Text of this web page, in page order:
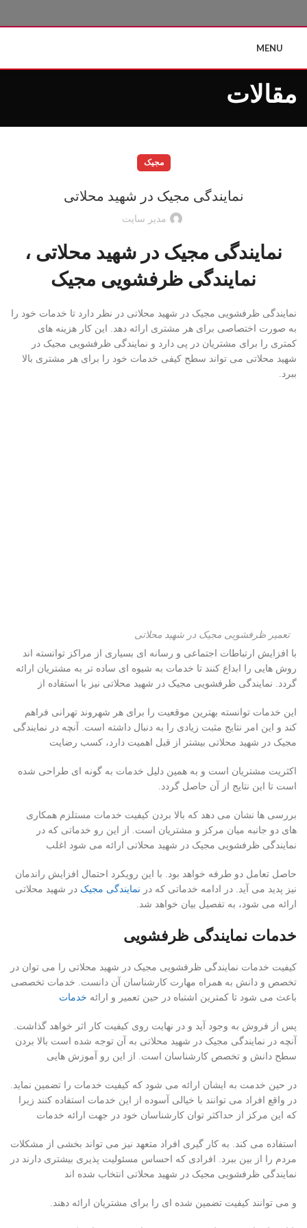
MENU
مقالات
مجیک
نمایندگی مجیک در شهید محلاتی
مدیر سایت
نمایندگی مجیک در شهید محلاتی ،
نمایندگی ظرفشویی مجیک
نمایندگی ظرفشویی مجیک در شهید محلاتی در نظر دارد تا خدمات خود را
به صورت اختصاصی برای هر مشتری ارائه دهد. این کار هزینه های
کمتری را برای مشتریان در پی دارد و نمایندگی ظرفشویی مجیک در
شهید محلاتی می تواند سطح کیفی خدمات خود را برای هر مشتری بالا
ببرد.
تعمیر ظرفشویی مجیک در شهید محلاتی
با افزایش ارتباطات اجتماعی و رسانه ای بسیاری از مراکز توانسته اند
روش هایی را ابداع کنند تا خدمات به شیوه ای ساده تر به مشتریان ارائه
گردد. نمایندگی ظرفشویی مجیک در شهید محلاتی نیز با استفاده از
این خدمات توانسته بهترین موقعیت را برای هر شهروند تهرانی فراهم
کند و این امر نتایج مثبت زیادی را به دنبال داشته است. آنچه در نمایندگی
مجیک در شهید محلاتی بیشتر از قبل اهمیت دارد، کسب رضایت
اکثریت مشتریان است و به همین دلیل خدمات به گونه ای طراحی شده
است تا این نتایج از آن حاصل گردد.
بررسی ها نشان می دهد که بالا بردن کیفیت خدمات مستلزم همکاری
های دو جانبه میان مرکز و مشتریان است. از این رو خدماتی که در
نمایندگی ظرفشویی مجیک در شهید محلاتی ارائه می شود اغلب
حاصل تعامل دو طرفه خواهد بود. با این رویکرد احتمال افزایش راندمان
نیز پدید می آید. در ادامه خدماتی که در نمایندگی مجیک در شهید محلاتی
ارائه می شود، به تفصیل بیان خواهد شد.
خدمات نمایندگی ظرفشویی
کیفیت خدمات نمایندگی ظرفشویی مجیک در شهید محلاتی را می توان در
تخصص و دانش به همراه مهارت کارشناسان آن دانست. خدمات تخصصی
باعث می شود تا کمترین اشتباه در حین تعمیر و ارائه خدمات
پس از فروش به وجود آید و در نهایت روی کیفیت کار اثر خواهد گذاشت.
آنچه در نمایندگی مجیک در شهید محلاتی به آن توجه شده است بالا بردن
سطح دانش و تخصص کارشناسان است. از این رو آموزش هایی
در حین خدمت به ایشان ارائه می شود که کیفیت خدمات را تضمین نماید.
در واقع افراد می توانند با خیالی آسوده از این خدمات استفاده کنند زیرا
که این مرکز از حداکثر توان کارشناسان خود در جهت ارائه خدمات
استفاده می کند. به کار گیری افراد متعهد نیز می تواند بخشی از مشکلات
مردم را از بین ببرد. افرادی که احساس مسئولیت پذیری بیشتری دارند در
نمایندگی ظرفشویی مجیک در شهید محلاتی انتخاب شده اند
و می توانند کیفیت تضمین شده ای را برای مشتریان ارائه دهند.